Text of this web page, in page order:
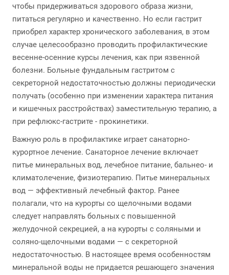
чтобы придерживаться здорового образа жизни,
питаться регулярно и качественно. Но если гастрит
приобрел характер хронического заболевания, в этом
случае целесообразно проводить профилактические
весенне-осенние курсы лечения, как при язвенной
болезни. Больные фундальным гастритом с
секреторной недостаточностью должны периодически
получать (особенно при изменении характера питания
и кишечных расстройствах) заместительную терапию, а
при рефлюкс-гастрите - прокинетики.
Важную роль в профилактике играет санаторно-
курортное лечение. Санаторное лечение включает
питье минеральных вод, лечебное питание, бальнео- и
климатолечение, физиотерапию. Питье минеральных
вод — эффективный лечебный фактор. Ранее
полагали, что на курорты со щелочными водами
следует направлять больных с повышенной
желудочной секрецией, а на курорты с соляными и
соляно-щелочными водами — с секреторной
недостаточностью. В настоящее время особенностям
минеральной воды не придается решающего значения